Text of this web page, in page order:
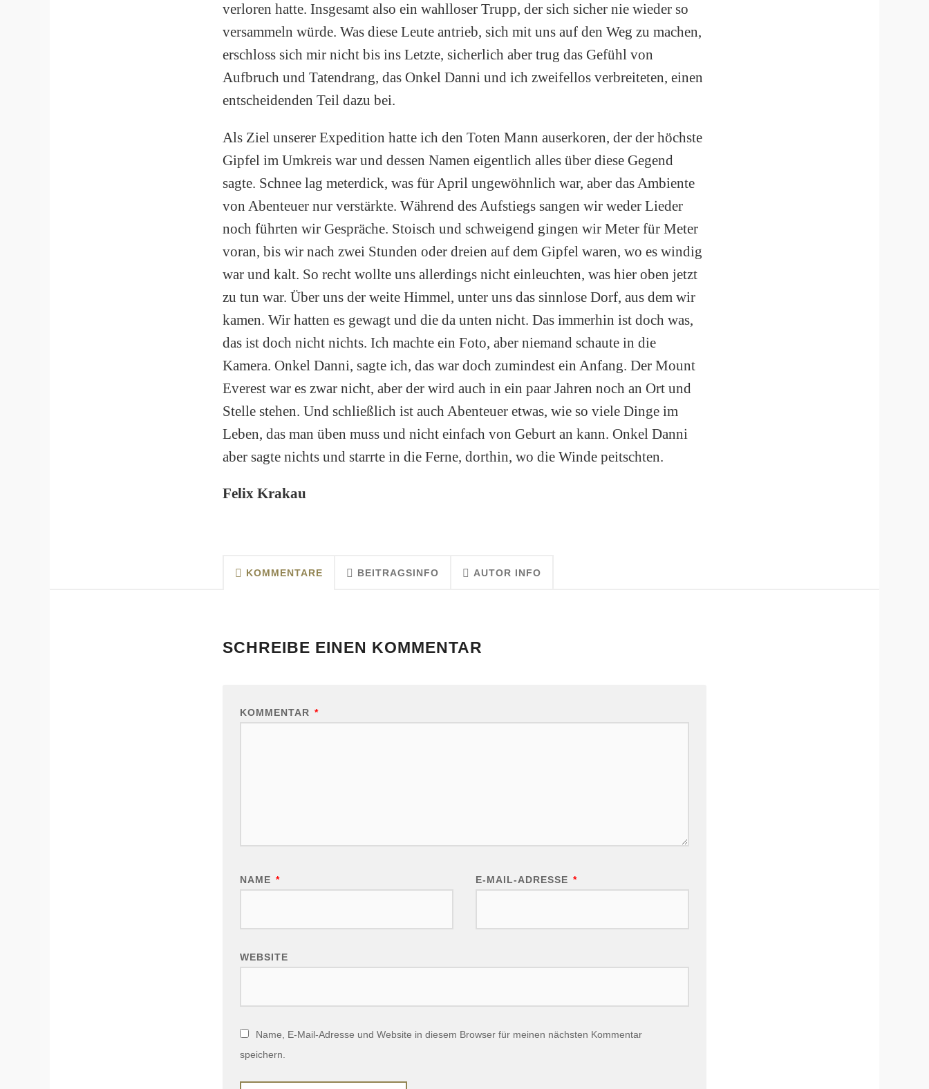
verloren hatte. Insgesamt also ein wahlloser Trupp, der sich sicher nie wieder so
versammeln würde. Was diese Leute antrieb, sich mit uns auf den Weg zu machen,
erschloss sich mir nicht bis ins Letzte, sicherlich aber trug das Gefühl von
Aufbruch und Tatendrang, das Onkel Danni und ich zweifellos verbreiteten, einen
entscheidenden Teil dazu bei.
Als Ziel unserer Expedition hatte ich den Toten Mann auserkoren, der der höchste
Gipfel im Umkreis war und dessen Namen eigentlich alles über diese Gegend
sagte. Schnee lag meterdick, was für April ungewöhnlich war, aber das Ambiente
von Abenteuer nur verstärkte. Während des Aufstiegs sangen wir weder Lieder
noch führten wir Gespräche. Stoisch und schweigend gingen wir Meter für Meter
voran, bis wir nach zwei Stunden oder dreien auf dem Gipfel waren, wo es windig
war und kalt. So recht wollte uns allerdings nicht einleuchten, was hier oben jetzt
zu tun war. Über uns der weite Himmel, unter uns das sinnlose Dorf, aus dem wir
kamen. Wir hatten es gewagt und die da unten nicht. Das immerhin ist doch was,
das ist doch nicht nichts. Ich machte ein Foto, aber niemand schaute in die
Kamera. Onkel Danni, sagte ich, das war doch zumindest ein Anfang. Der Mount
Everest war es zwar nicht, aber der wird auch in ein paar Jahren noch an Ort und
Stelle stehen. Und schließlich ist auch Abenteuer etwas, wie so viele Dinge im
Leben, das man üben muss und nicht einfach von Geburt an kann. Onkel Danni
aber sagte nichts und starrte in die Ferne, dorthin, wo die Winde peitschten.
Felix Krakau
KOMMENTARE BEITRAGSINFO AUTOR INFO
SCHREIBE EINEN KOMMENTAR
KOMMENTAR *
NAME * E-MAIL-ADRESSE *
WEBSITE
Name, E-Mail-Adresse und Website in diesem Browser für meinen nächsten Kommentar
speichern.